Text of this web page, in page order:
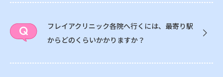
フレイアクリニック各院へ行くには、最寄り駅
からどのくらいかかりますか？